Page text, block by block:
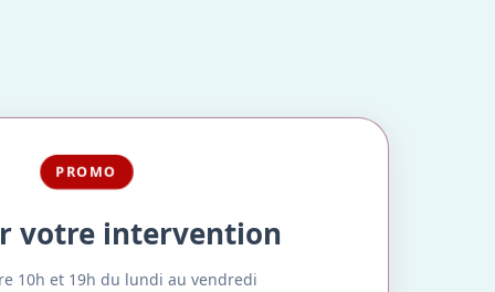
PROMO
votre intervention
10h et 19h du lundi au vendredi